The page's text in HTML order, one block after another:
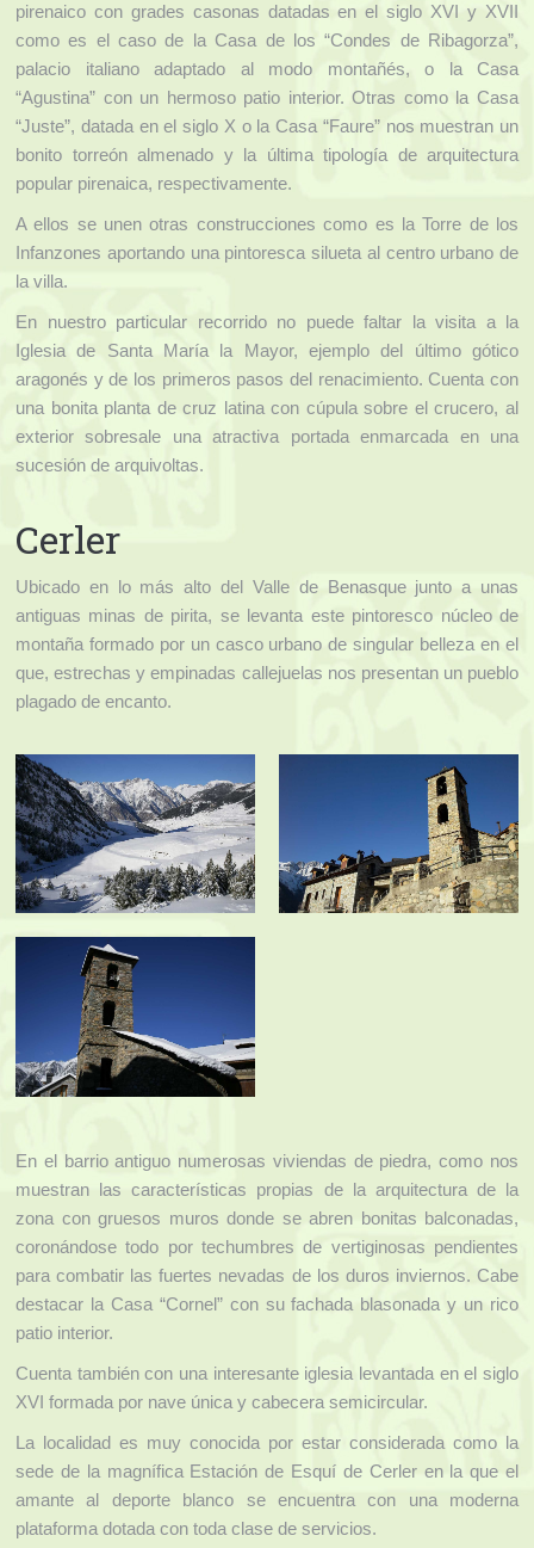
pirenaico con grades casonas datadas en el siglo XVI y XVII
como es el caso de la Casa de los “Condes de Ribagorza”,
palacio italiano adaptado al modo montañés, o la Casa
“Agustina” con un hermoso patio interior. Otras como la Casa
“Juste”, datada en el siglo X o la Casa “Faure” nos muestran un
bonito torreón almenado y la última tipología de arquitectura
popular pirenaica, respectivamente.
A ellos se unen otras construcciones como es la Torre de los
Infanzones aportando una pintoresca silueta al centro urbano de
la villa.
En nuestro particular recorrido no puede faltar la visita a la
Iglesia de Santa María la Mayor, ejemplo del último gótico
aragonés y de los primeros pasos del renacimiento. Cuenta con
una bonita planta de cruz latina con cúpula sobre el crucero, al
exterior sobresale una atractiva portada enmarcada en una
sucesión de arquivoltas.
Cerler
Ubicado en lo más alto del Valle de Benasque junto a unas
antiguas minas de pirita, se levanta este pintoresco núcleo de
montaña formado por un casco urbano de singular belleza en el
que, estrechas y empinadas callejuelas nos presentan un pueblo
plagado de encanto.
En el barrio antiguo numerosas viviendas de piedra, como nos
muestran las características propias de la arquitectura de la
zona con gruesos muros donde se abren bonitas balconadas,
coronándose todo por techumbres de vertiginosas pendientes
para combatir las fuertes nevadas de los duros inviernos. Cabe
destacar la Casa “Cornel” con su fachada blasonada y un rico
patio interior.
Cuenta también con una interesante iglesia levantada en el siglo
XVI formada por nave única y cabecera semicircular.
La localidad es muy conocida por estar considerada como la
sede de la magnífica Estación de Esquí de Cerler en la que el
amante al deporte blanco se encuentra con una moderna
plataforma dotada con toda clase de servicios.